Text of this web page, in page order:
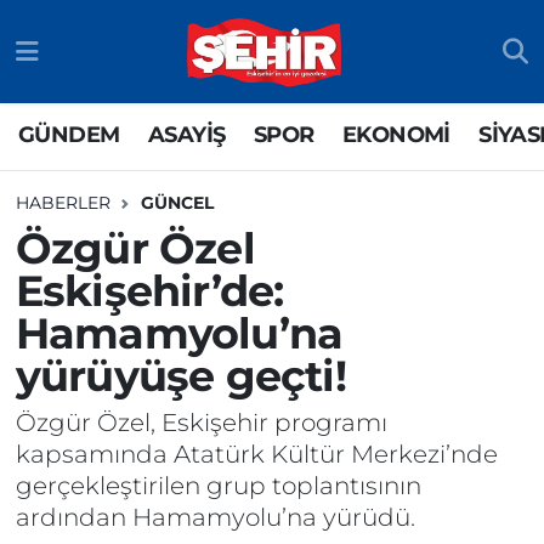
GÜNDEM ASAYİŞ SPOR EKONOMİ
HABERLER GÜNCEL
Özgür Özel
Eskişehir’de:
Hamamyolu’na
yürüyüşe geçti!
Özgür Özel, Eskişehir programı
kapsamında Atatürk Kültür Merkezi’nde
gerçekleştirilen grup toplantısının
ardından Hamamyolu’na yürüdü.
SPOR
EKONOMİ
SİYASET
RESMİ İLAN
SİYASET
SPOR
EKONOMİ
EĞİTİM
SAĞLIK
TEKNOLOJİ
Odunpazarı Nöbetçi Eczaneler
Odunpazarı Hava Durumu
Odunpazarı Trafik Yoğunluk Haritası
TFF 3.Lig 4.Grup Puan Durumu ve Fikstür
Tüm Manşetler
Son Dakika Haberleri
Haber Arşivi